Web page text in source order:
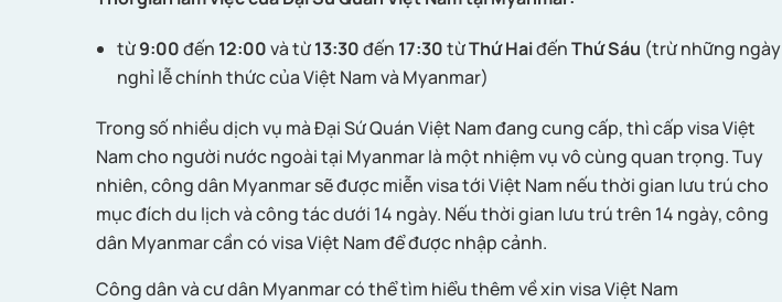
từ9:00đến 12:00và từ13:30đến 17:30từThứ HaiđếnThứ Sáu (trừ những ngày
nghỉ lễ chính thức của Việt Nam và Myanmar)
Trong số nhiều dịch vụ mà Đại Sứ Quán Việt Nam đang cung cấp, thì cấp visa Việt
Nam cho người nước ngoài tại Myanmar là một nhiệm vụ vô cùng quan trọng. Tuy
nhiên, công dân Myanmar sẽ được miễn visa tới Việt Nam nếu thời gian lưu trú cho
mục đích du lịch và công tác dưới 14 ngày. Nếu thời gian lưu trú trên 14 ngày, công
dân Myanmar cần có visa Việt Nam để được nhập cảnh.
Công dân và cư dân Myanmar có thể tìm hiểu thêm về xin visa Việt Nam